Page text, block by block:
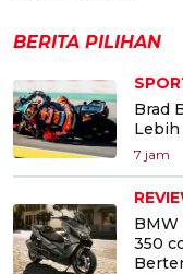
BERITA PILIHAN
Brad
Lebih
7 jam
BMW
350